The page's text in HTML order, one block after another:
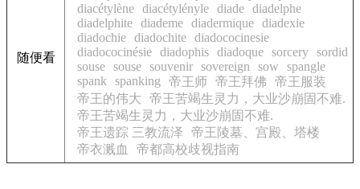
随便看
diacétylène diacétylényle diade diadelphe
diadelphite diademe diadermique diadexie
diadochie diadochite diadococinesie
diadococinésie diadophis diadoque sorcery sordid
souse souse souvenir sovereign sow
spangle
spank
spanking 帝王师 帝王拜佛
帝王服装
帝王的伟大
帝王苦竭生灵力，大业沙崩固不难.
帝王苦竭生灵力，大业沙崩固不难.
帝王遗踪 三教流泽
帝王陵墓、宫殿、塔楼
帝衣溅血
帝都高校歧视指南